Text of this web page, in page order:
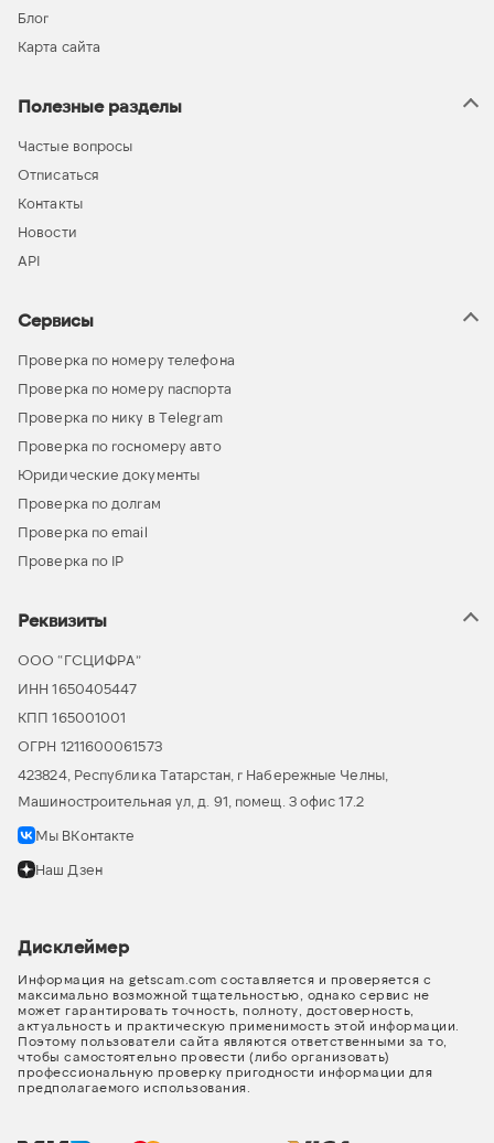
Блог
Карта сайта
Полезные разделы
Частые вопросы
Отписаться
Контакты
Новости
API
Сервисы
Проверка по номеру телефона
Проверка по номеру паспорта
Проверка по нику в Telegram
Проверка по госномеру авто
Юридические документы
Проверка по долгам
Проверка по email
Проверка по IP
Реквизиты
ООО “ГСЦИФРА”
ИНН 1650405447
КПП 165001001
ОГРН 1211600061573
423824, Республика Татарстан, г Набережные Челны,
Машиностроительная ул, д. 91, помещ. 3 офис 17.2
Мы ВКонтакте
Наш Дзен
Дисклеймер
Информация на getscam.com составляется и проверяется с
максимально возможной тщательностью, однако сервис не
может гарантировать точность, полноту, достоверность,
актуальность и практическую применимость этой информации.
Поэтому пользователи сайта являются ответственными за то,
чтобы самостоятельно провести (либо организовать)
профессиональную проверку пригодности информации для
предполагаемого использования.